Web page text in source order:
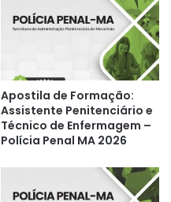
Apostila de Formação:
Assistente Penitenciário e
Técnico de Enfermagem –
Polícia Penal MA 2026